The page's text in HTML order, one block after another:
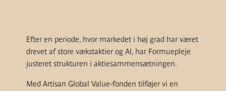
Efter en periode, hvor markedet i høj grad har været
drevet af store vækstaktier og AI, har Formuepleje
justeret strukturen i aktiesammensætningen.
Med Artisan Global Value-fonden tilføjer vi en